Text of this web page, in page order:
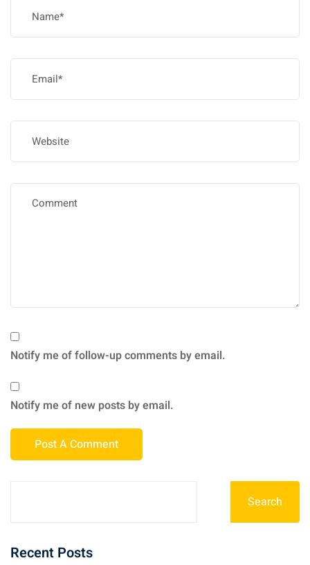
Notify me of follow-up comments by email.
Notify me of new posts by email.
Search
Recent Posts